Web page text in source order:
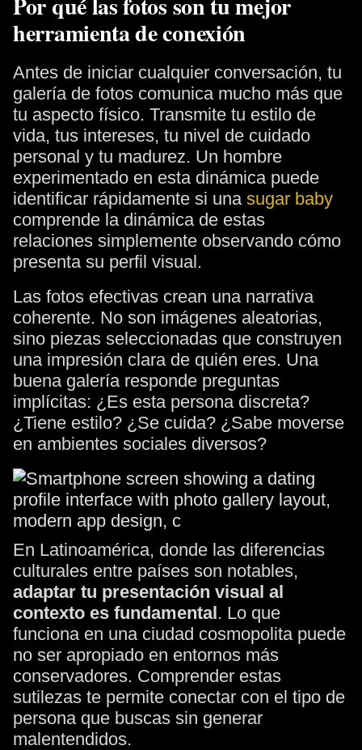
herramienta de conexión
Antes de iniciar cualquier conversación, tu
galería de fotos comunica mucho más que
tu aspecto físico. Transmite tu estilo de
vida, tus intereses, tu nivel de cuidado
personal y tu madurez. Un hombre
experimentado en esta dinámica puede
identificar rápidamente si una sugar baby
comprende la dinámica de estas
relaciones simplemente observando cómo
presenta su perfil visual.
Las fotos efectivas crean una narrativa
coherente. No son imágenes aleatorias,
sino piezas seleccionadas que construyen
una impresión clara de quién eres. Una
buena galería responde preguntas
implícitas: ¿Es esta persona discreta?
¿Tiene estilo? ¿Se cuida? ¿Sabe moverse
en ambientes sociales diversos?
En Latinoamérica, donde las diferencias
culturales entre países son notables,
adaptar tu presentación visual al
contexto es fundamental. Lo que
funciona en una ciudad cosmopolita puede
no ser apropiado en entornos más
conservadores. Comprender estas
sutilezas te permite conectar con el tipo de
persona que buscas sin generar
malentendidos.